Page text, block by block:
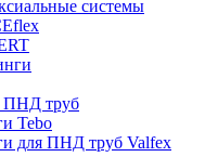
системы
ПНД труб
Tebo
для ПНД труб Valfex